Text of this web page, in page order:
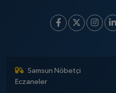
Samsun Nöbetçi
Eczaneler